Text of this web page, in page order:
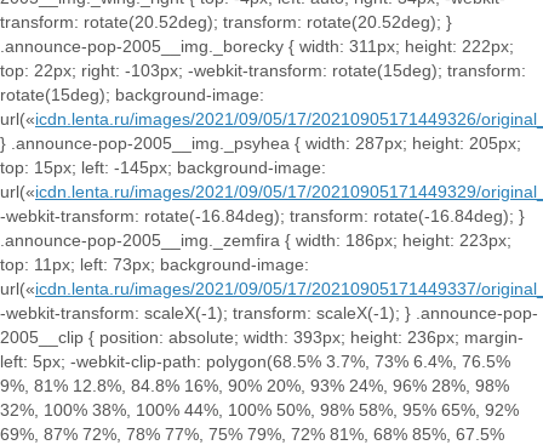
transform: rotate(20.52deg); transform: rotate(20.52deg); }
.announce-pop-2005__img._borecky { width: 311px; height: 222px;
top: 22px; right: -103px; -webkit-transform: rotate(15deg); transform:
rotate(15deg); background-image:
url(«icdn.lenta.ru/images/2021/09/05/17/20210905171449326/
} .announce-pop-2005__img._psyhea { width: 287px; height: 205px;
top: 15px; left: -145px; background-image:
url(«icdn.lenta.ru/images/2021/09/05/17/20210905171449329/
-webkit-transform: rotate(-16.84deg); transform: rotate(-16.84deg); }
.announce-pop-2005__img._zemfira { width: 186px; height: 223px;
top: 11px; left: 73px; background-image:
url(«icdn.lenta.ru/images/2021/09/05/17/20210905171449337/
-webkit-transform: scaleX(-1); transform: scaleX(-1); } .announce-pop-
2005__clip { position: absolute; width: 393px; height: 236px; margin-
left: 5px; -webkit-clip-path: polygon(68.5% 3.7%, 73% 6.4%, 76.5%
9%, 81% 12.8%, 84.8% 16%, 90% 20%, 93% 24%, 96% 28%, 98%
32%, 100% 38%, 100% 44%, 100% 50%, 98% 58%, 95% 65%, 92%
69%, 87% 72%, 78% 77%, 75% 79%, 72% 81%, 68% 85%, 67.5%